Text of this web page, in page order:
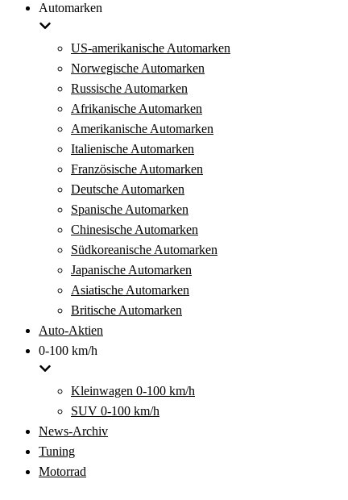
Automarken
US-amerikanische Automarken
Norwegische Automarken
Russische Automarken
Afrikanische Automarken
Amerikanische Automarken
Italienische Automarken
Französische Automarken
Deutsche Automarken
Spanische Automarken
Chinesische Automarken
Südkoreanische Automarken
Japanische Automarken
Asiatische Automarken
Britische Automarken
Auto-Aktien
0-100 km/h
Kleinwagen 0-100 km/h
SUV 0-100 km/h
News-Archiv
Tuning
Motorrad